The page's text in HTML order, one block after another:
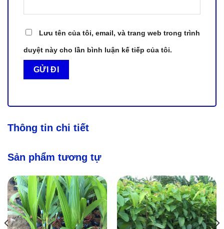
Lưu tên của tôi, email, và trang web trong trình
duyệt này cho lần bình luận kế tiếp của tôi.
Thông tin chi tiết
Sản phẩm tương tự